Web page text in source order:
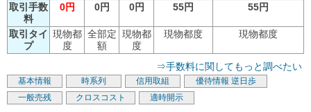
取引手数
料
0円 0円 0円 55円 55円
取引タイ
プ
現物都
度
全部定
額
現物都
度
現物都度 現物都度
⇒手数料に関してもっと調べたい
基本情報 時系列 信用取組 優待情報 逆日歩
一般売残
クロスコスト 適時開示